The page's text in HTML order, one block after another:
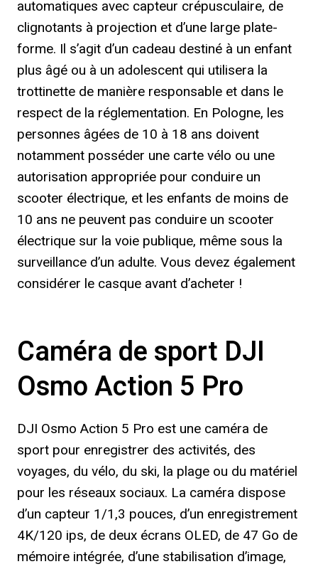
automatiques avec capteur crépusculaire, de
clignotants à projection et d’une large plate-
forme. Il s’agit d’un cadeau destiné à un enfant
plus âgé ou à un adolescent qui utilisera la
trottinette de manière responsable et dans le
respect de la réglementation. En Pologne, les
personnes âgées de 10 à 18 ans doivent
notamment posséder une carte vélo ou une
autorisation appropriée pour conduire un
scooter électrique, et les enfants de moins de
10 ans ne peuvent pas conduire un scooter
électrique sur la voie publique, même sous la
surveillance d’un adulte. Vous devez également
considérer le casque avant d’acheter !
Caméra de sport DJI
Osmo Action 5 Pro
DJI Osmo Action 5 Pro est une caméra de
sport pour enregistrer des activités, des
voyages, du vélo, du ski, la plage ou du matériel
pour les réseaux sociaux. La caméra dispose
d’un capteur 1/1,3 pouces, d’un enregistrement
4K/120 ips, de deux écrans OLED, de 47 Go de
mémoire intégrée, d’une stabilisation d’image,